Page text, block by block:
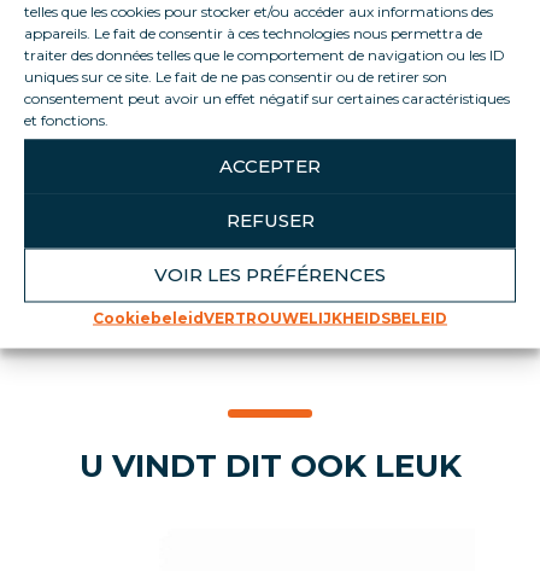
telles que les cookies pour stocker et/ou accéder aux informations des
appareils. Le fait de consentir à ces technologies nous permettra de
traiter des données telles que le comportement de navigation ou les ID
uniques sur ce site. Le fait de ne pas consentir ou de retirer son
consentement peut avoir un effet négatif sur certaines caractéristiques
et fonctions.
ACCEPTER
REFUSER
VOIR LES PRÉFÉRENCES
CookiebeleidVERTROUWELIJKHEIDSBELEID
PRODUCTHOOGTEPUNTEN
Bi-temperatuur
Tot 470 L capaciteit
Groot communicatiegebied
Geïntegreerde verstevigingen en
caddybeschermer
U VINDT DIT OOK LEUK